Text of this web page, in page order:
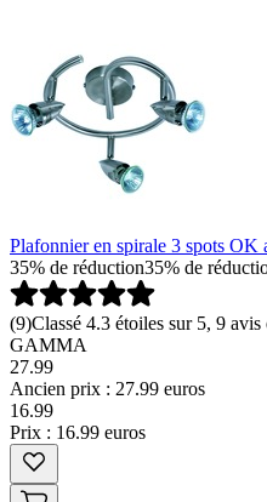
Plafonnier en spirale 3 spots OK
35% de réduction35% de
(9)Classé 4.3 étoiles sur 5, 9 avis
GAMMA
27.99
Ancien prix : 27.99 euros
16.99
Prix : 16.99 euros